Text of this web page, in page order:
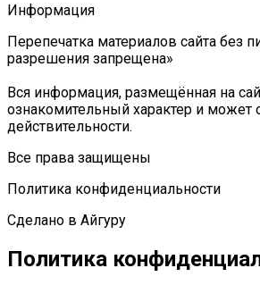
Информация
Перепечатка материалов сайта без
разрешения запрещена»
Вся информация, размещённая на
ознакомительный характер и может
действительности.
Все права защищены
Политика конфиденциальности
Сделано в Айгуру
Политика